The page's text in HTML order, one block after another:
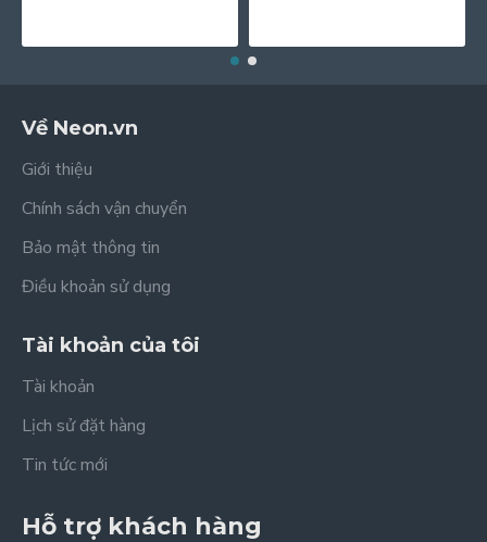
Về Neon.vn
Giới thiệu
Chính sách vận chuyển
Bảo mật thông tin
Điều khoản sử dụng
Tài khoản của tôi
Tài khoản
Lịch sử đặt hàng
Tin tức mới
Hỗ trợ khách hàng